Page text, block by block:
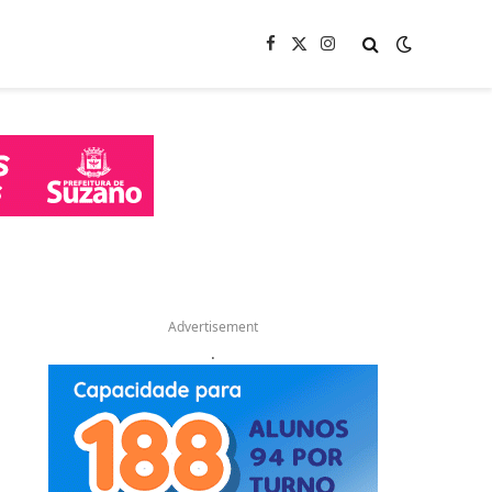
Facebook
X
Instagram
Advertisement
.